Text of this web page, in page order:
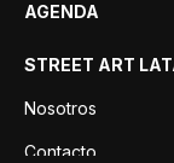
AGENDA
STREET ART
Nosotros
Contacto